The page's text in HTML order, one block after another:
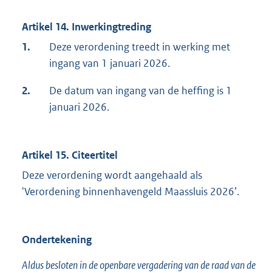
Artikel 14. Inwerkingtreding
1.
Deze verordening treedt in werking met
ingang van 1 januari 2026.
2.
De datum van ingang van de heffing is 1
januari 2026.
Artikel 15. Citeertitel
Deze verordening wordt aangehaald als
'Verordening binnenhavengeld Maassluis 2026’.
Ondertekening
Aldus besloten in de openbare vergadering van de raad van de